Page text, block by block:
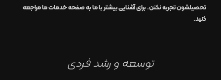
تحصیلشون تجربه نکنن. برای آشنایی بیشتر با ما به صفحهخدمات مامراجعه
کنید.
توسعه و رشد فردی